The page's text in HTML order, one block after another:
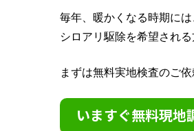
毎年、暖かくなる時期に
シロアリ駆除を希望され
まずは無料実地検査のご
いますぐ無料現地